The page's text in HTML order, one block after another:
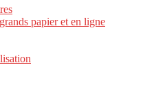
papier et en ligne